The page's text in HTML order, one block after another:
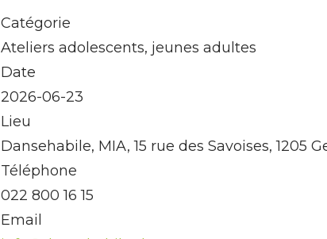
Catégorie
Ateliers adolescents, jeunes adultes
Date
2026-06-23
Lieu
Dansehabile, MIA, 15 rue des Savoises, 1205
Téléphone
022 800 16 15
Email